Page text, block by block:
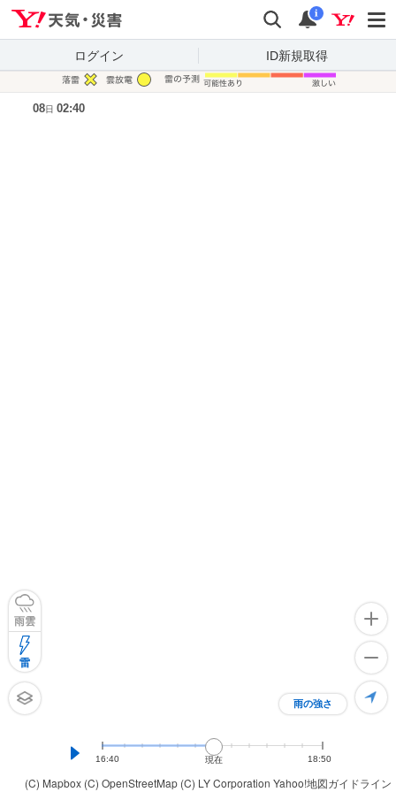
検索 通知
i
ログイン ID新規取得
(C) Mapbox (C) OpenStreetMap (C) LY Corporation Yahoo!地図ガイドライン
雨の強さ
雨雲
雷
16:40 現在 18:50
08日 02:40